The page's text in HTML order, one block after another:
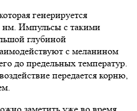
генерируется
нм. Импульсы с такими
глубиной
с меланином
до предельных температур.
передается корню,